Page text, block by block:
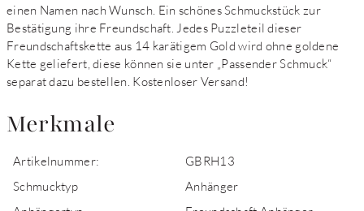
einen Namen nach Wunsch. Ein schönes Schmuckstück zur
Bestätigung ihre Freundschaft. Jedes Puzzleteil dieser
Freundschaftskette aus 14 karätigem Gold wird ohne goldene
Kette geliefert, diese können sie unter „Passender Schmuck“
separat dazu bestellen. Kostenloser Versand!
Merkmale
Artikelnummer:
GBRH13
Schmucktyp
Anhänger